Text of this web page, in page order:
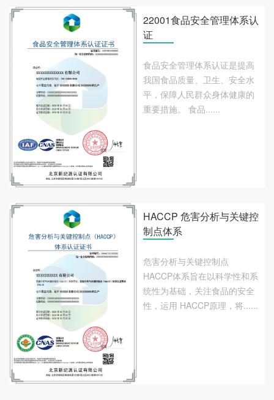
22001食品安全管理体系认
证
食品安全管理体系认证是提高
我国食品质量、卫生、安全水
平，保障人民群众身体健康的
重要措施。 食品......
HACCP 危害分析与关键控
制点体系
危害分析与关键控制点
HACCP体系旨在以科学性和系
统性为基础，关注食品的安全
性，运用 HACCP原理，将......